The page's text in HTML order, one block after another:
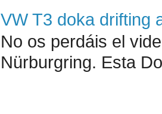
VW T3 doka drifting
No os perdáis el
Nürburgring. Esta